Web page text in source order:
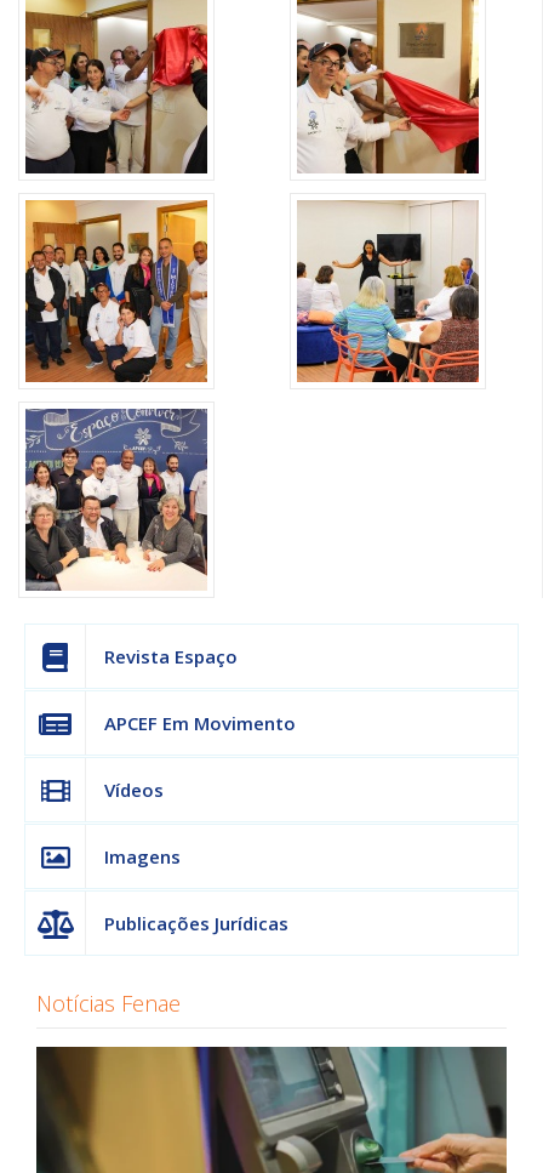
Revista Espaço
APCEF Em Movimento
Vídeos
Imagens
Publicações Jurídicas
Notícias Fenae